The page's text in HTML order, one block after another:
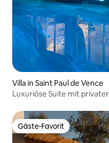
Villa in Saint Paul de Vence
Luxuriöse Suite mit
Gäste-Favorit
Gäste-Favorit